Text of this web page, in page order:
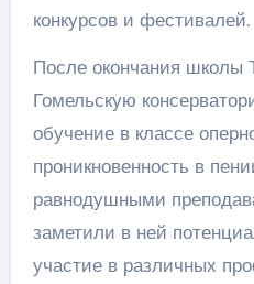
конкурсов и фестивалей.
После окончания школы
Гомельскую
обучение в классе
проникновенность в
равнодушными
заметили в ней
участие в различных